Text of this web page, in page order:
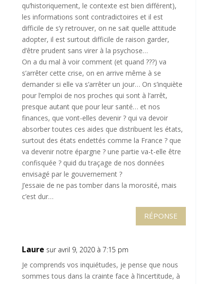
qu’historiquement, le contexte est bien différent),
les informations sont contradictoires et il est
difficile de s’y retrouver, on ne sait quelle attitude
adopter, il est surtout difficile de raison garder,
d’être prudent sans virer à la psychose…
On a du mal à voir comment (et quand ???) va
s’arrêter cette crise, on en arrive même à se
demander si elle va s’arrêter un jour… On s’inquiète
pour l’emploi de nos proches qui sont à l’arrêt,
presque autant que pour leur santé… et nos
finances, que vont-elles devenir ? qui va devoir
absorber toutes ces aides que distribuent les états,
surtout des états endettés comme la France ? que
va devenir notre épargne ? une partie va-t-elle être
confisquée ? quid du traçage de nos données
envisagé par le gouvernement ?
J’essaie de ne pas tomber dans la morosité, mais
c’est dur…
RÉPONSE
Laure sur avril 9, 2020 à 7:15 pm
Je comprends vos inquiétudes, je pense que nous
sommes tous dans la crainte face à l’incertitude, à